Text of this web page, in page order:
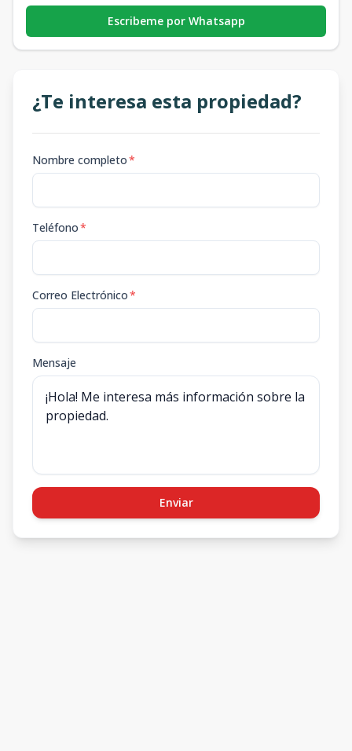
Escribeme por Whatsapp
¿Te interesa esta propiedad?
Nombre completo*
Teléfono*
Correo Electrónico*
Mensaje
Enviar